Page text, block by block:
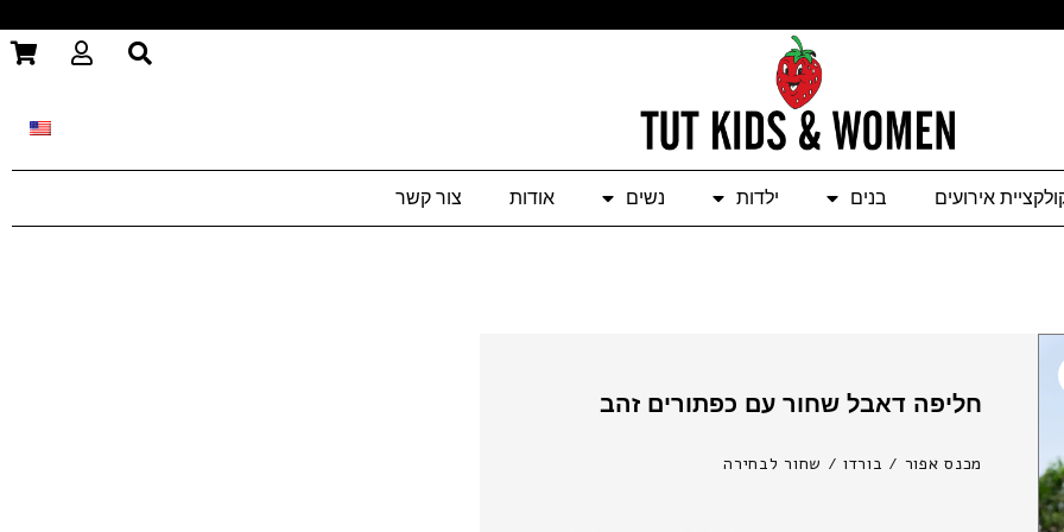
S
E
U
S
S
H
-
אירועים בנים ילדות נשים אודות צור קשר
חליפה דאבל שחור עם כפתורים זהב
מכנס אפור / בורדו / שחור לבחירה